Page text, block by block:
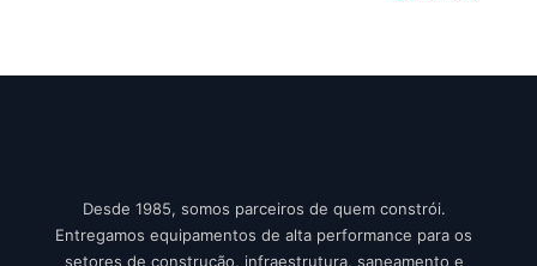
Desde 1985, somos parceiros de quem constrói.
Entregamos equipamentos de alta performance para os
setores de construção, infraestrutura, saneamento e